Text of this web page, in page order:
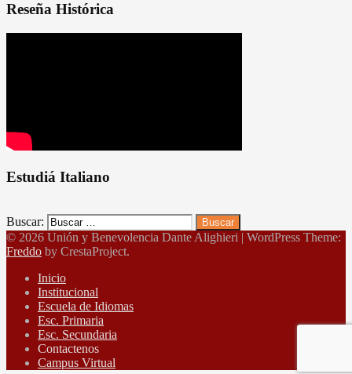
Reseña Histórica
Estudiá Italiano
Buscar:
© 2026 Unión y Benevolencia Dante Alighieri | WordPress Theme:
Freddo by CrestaProject.
Inicio
Institucional
Escuela de Idiomas
Esc. Primaria
Esc. Secundaria
Contactenos
Campus Virtual